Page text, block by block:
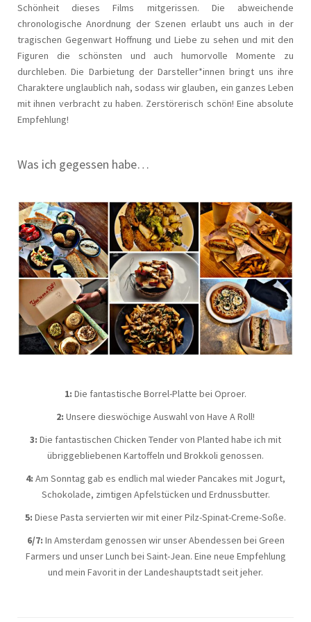
Schönheit dieses Films mitgerissen. Die abweichende
chronologische Anordnung der Szenen erlaubt uns auch in der
tragischen Gegenwart Hoffnung und Liebe zu sehen und mit den
Figuren die schönsten und auch humorvolle Momente zu
durchleben. Die Darbietung der Darsteller*innen bringt uns ihre
Charaktere unglaublich nah, sodass wir glauben, ein ganzes Leben
mit ihnen verbracht zu haben. Zerstörerisch schön! Eine absolute
Empfehlung!
Was ich gegessen habe…
1: Die fantastische Borrel-Platte bei Oproer.
2: Unsere dieswöchige Auswahl von Have A Roll!
3: Die fantastischen Chicken Tender von Planted habe ich mit
übriggebliebenen Kartoffeln und Brokkoli genossen.
4: Am Sonntag gab es endlich mal wieder Pancakes mit Jogurt,
Schokolade, zimtigen Apfelstücken und Erdnussbutter.
5: Diese Pasta servierten wir mit einer Pilz-Spinat-Creme-Soße.
6/7: In Amsterdam genossen wir unser Abendessen bei Green
Farmers und unser Lunch bei Saint-Jean. Eine neue Empfehlung
und mein Favorit in der Landeshauptstadt seit jeher.